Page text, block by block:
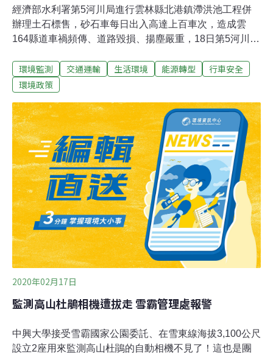
經濟部水利署第5河川局進行雲林縣北港鎮滯洪池工程併
辦理土石標售，砂石車每日出入高達上百車次，造成雲
164縣道車禍頻傳、道路毀損、揚塵嚴重，18日第5河川
若未改善將發動抗爭以保障自身權益。北港滯洪池現址為
北港台糖土地，雲164縣道是砂石車往返北港滯洪池的必
布覆蓋不完全、違規超載，不僅加速路面損壞，行經的路
段揚塵、砂石散逸嚴重，影響行車安全及汙染空氣，卻不
見施工單位改善。第5河川局、縣警局、縣環保局、縣水
利處、公路總局、北港鎮公所等單位因此於18日在北港警
分局召開協調會，施工地點周邊的扶朝、土厝、樹腳里民
到場關切，痛斥施工單位沒有做好配套措施，不僅影響大
家的生活品質，更危及用路人的生命安全，若不設法改善
將展開抗爭行動。警方表示，北港滯洪池地基開挖後，即
接獲民眾反映砂石車流量大增，危及用路人安全，
環境監測 交通運輸 生活環境 能源轉型
行車安全
環境政策
2020年02月17日
監測高山杜鵑相機遭拔走 雪霸管理處報警
中興大學接受雪霸國家公園委託、在雪東線海拔3,100公尺
設立2座用來監測高山杜鵑的自動相機不見了！這也是團